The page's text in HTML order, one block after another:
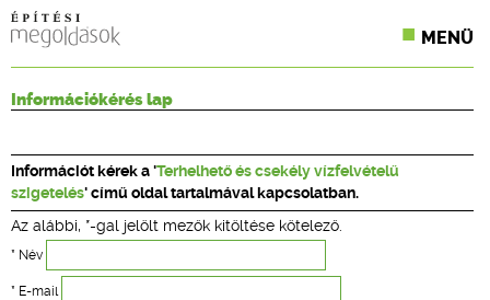
MENÜ
CPR TERMÉKKIÍRÁS
ÉPÍTÉSI JOG
ONLINE KÉPZÉSEK
Információkérés lap
Információt kérek a 'Terhelhető és csekély vízfelvételű
szigetelés' című oldal tartalmával kapcsolatban.
Az alábbi, *-gal jelölt mezők kitöltése kötelező.
* Név
* E-mail